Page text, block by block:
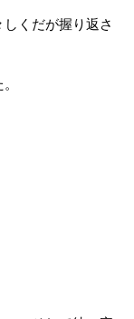
くだが握り返さ